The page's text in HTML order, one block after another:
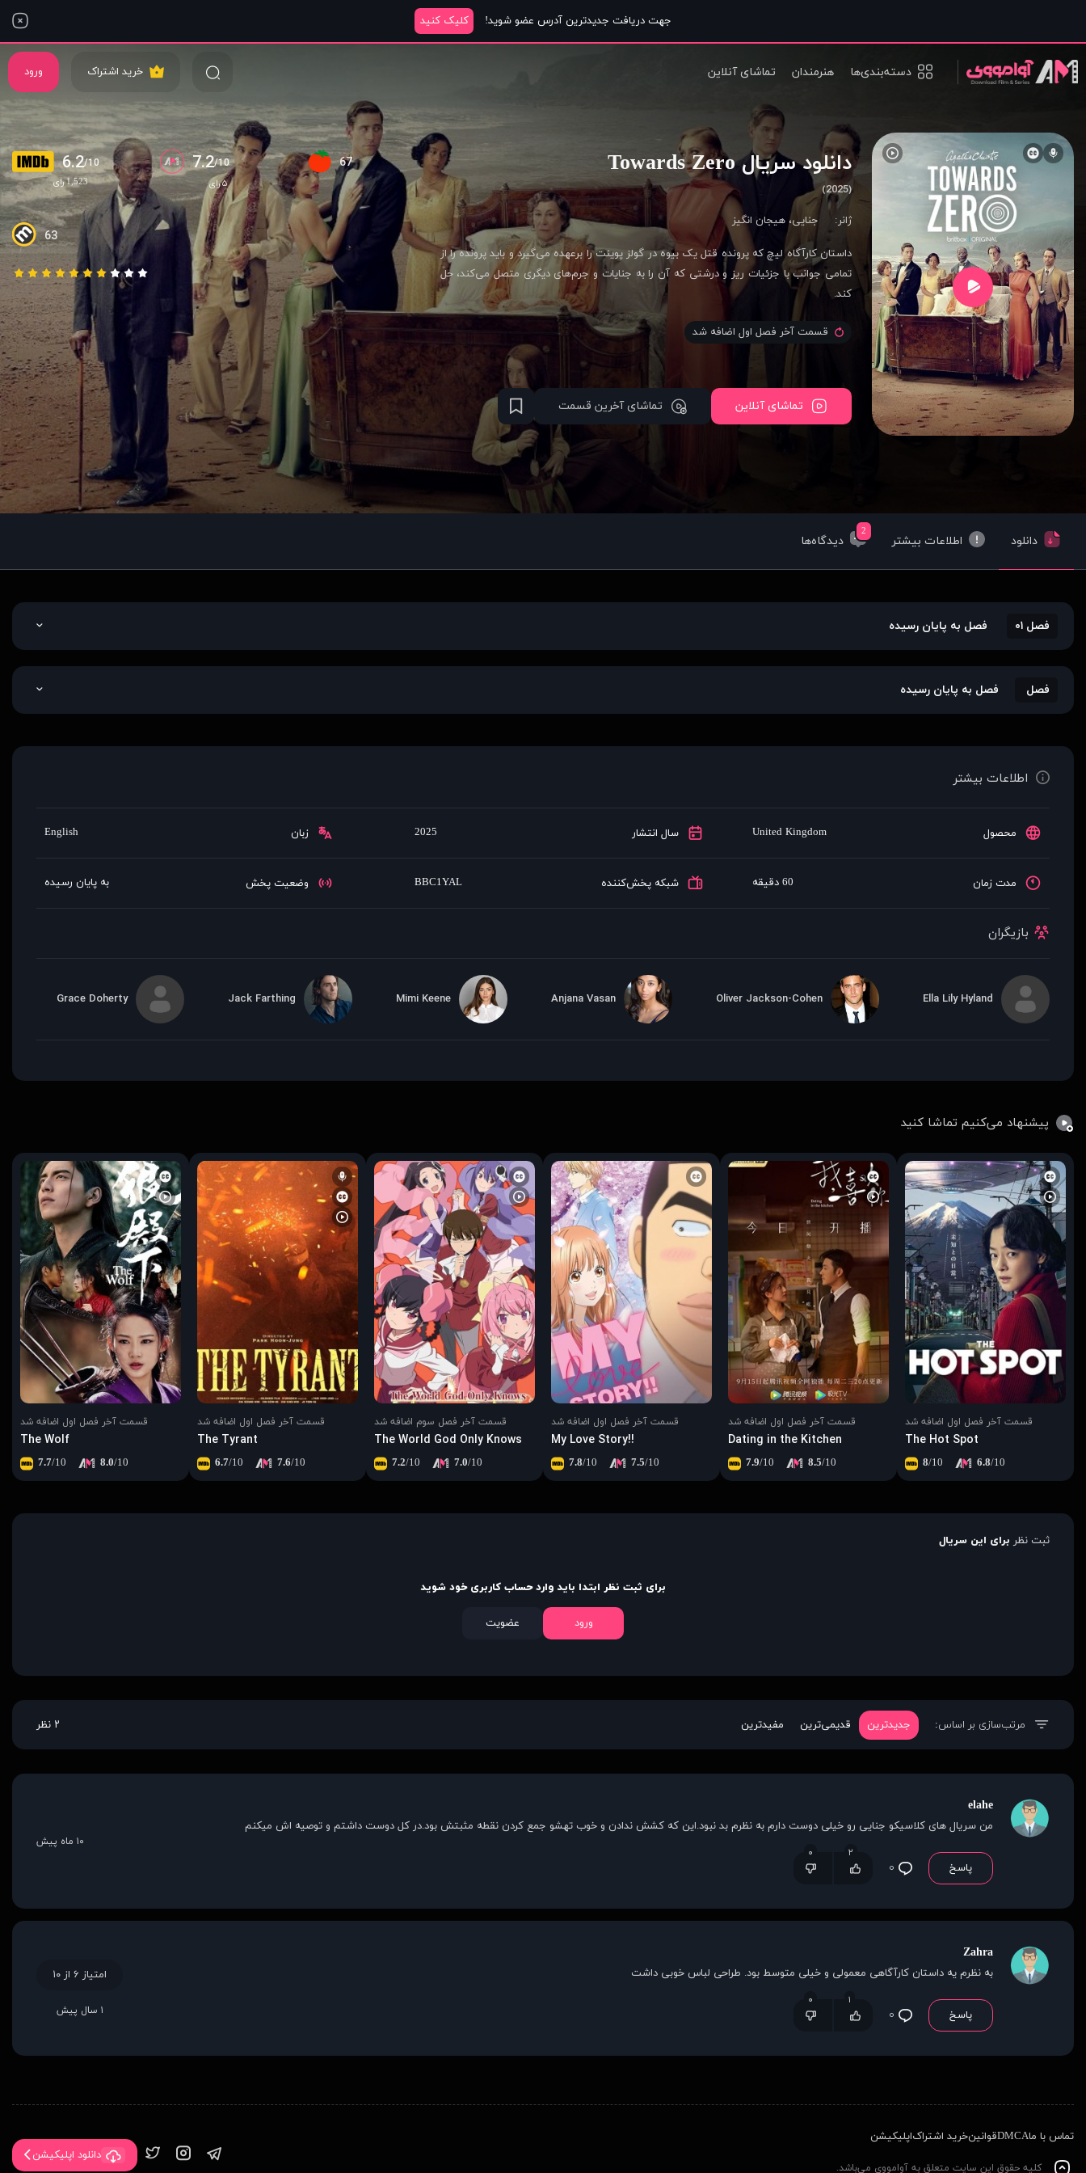
جهت دریافت جدیدترین آدرس عضو شوید! کلیک کنید
دسته‌بندی‌ها هنرمندان تماشای آنلاین خرید اشتراک ورود
دانلود سریال Towards Zero
(2025)
ژانر: جنایی، هیجان انگیز
داستان کارآگاه لیچ که پرونده قتل یک بیوه در گولز پوینت را برعهده می‌گیرد و باید پرونده را از
تمامی جوانب با جزئیات ریز و درشتی که آن را به جنایات و جرم‌های دیگری متصل می‌کند، حل
کند.
قسمت آخر فصل اول اضافه شد
6.2/10
1,523 رای
7.2/10
۵ رای
67
63
تماشای آنلاین تماشای آخرین قسمت
دانلود اطلاعات بیشتر
2
دیدگاه‌ها
فصل ۰۱ فصل به پایان رسیده
فصل فصل به پایان رسیده
اطلاعات بیشتر
محصول United Kingdom سال انتشار 2025 زبان English
مدت زمان 60 دقیقه شبکه پخش‌کننده BBC1YAL وضعیت پخش به پایان رسیده
بازیگران
Ella Lily Hyland
Oliver Jackson-Cohen
Anjana Vasan
Mimi Keene
Jack Farthing
Grace Doherty
پیشنهاد می‌کنیم تماشا کنید
قسمت آخر فصل اول اضافه شد
The Hot Spot
8/10 6.8/10
قسمت آخر فصل اول اضافه شد
Dating in the Kitchen
7.9/10 8.5/10
قسمت آخر فصل اول اضافه شد
My Love Story!!
7.8/10 7.5/10
قسمت آخر فصل سوم اضافه شد
The World God Only Knows
7.2/10 7.0/10
قسمت آخر فصل اول اضافه شد
The Tyrant
6.7/10 7.6/10
قسمت آخر فصل اول اضافه شد
The Wolf
7.7/10 8.0/10
ثبت نظر برای این سریال
برای ثبت نظر ابتدا باید وارد حساب کاربری خود شوید
ورود عضویت
مرتب‌سازی بر اساس: جدیدترین قدیمی‌ترین مفیدترین ۲ نظر
elahe
من سریال های کلاسیکو جنایی رو خیلی دوست دارم به نظرم بد نبود.این که کشش ندادن و خوب تهشو جمع کردن نقطه مثبتش بود.در کل دوست داشتم و توصیه اش میکنم
پاسخ ۰
۲ ۰
۱۰ ماه پیش
Zahra
به نظرم یه داستان کارآگاهی معمولی و خیلی متوسط بود. طراحی لباس خوبی داشت
پاسخ ۰
۱ ۰
امتیاز ۶ از ۱۰
۱ سال پیش
تماس با ماDMCAقوانینخرید اشتراکاپلیکیشن
کلیه حقوق این سایت متعلق به آوامووی می‌باشد.
دانلود اپلیکیشن